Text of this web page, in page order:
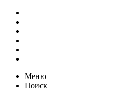
Меню
Поиск